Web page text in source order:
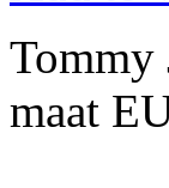
Tommy
maat